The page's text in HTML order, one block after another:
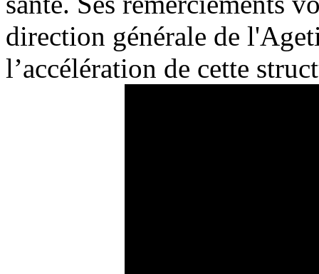
direction générale de
l’accélération de cette